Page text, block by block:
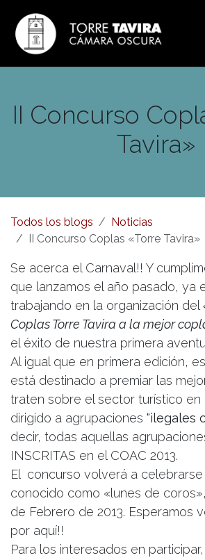
II Concurso
Tavira»
Todos los blogs
Noticias
II Concurso Coplas «Torre Tavira»
Se acerca el Carnaval!! Y
que lanzamos el año pasado, ya
trabajando en la organización del
Coplas Torre Tavira a la mejor
el éxito de nuestra primera
Al igual que en primera edición,
está destinado a premiar las
traten sobre el sector turístico en
dirigido a agrupaciones “ilegales
decir, todas aquellas
INSCRITAS en el COAC 2013.
El concurso volverá a
conocido como «lunes de
de Febrero de 2013. Esperamos
por aquí!!
Para los interesados en